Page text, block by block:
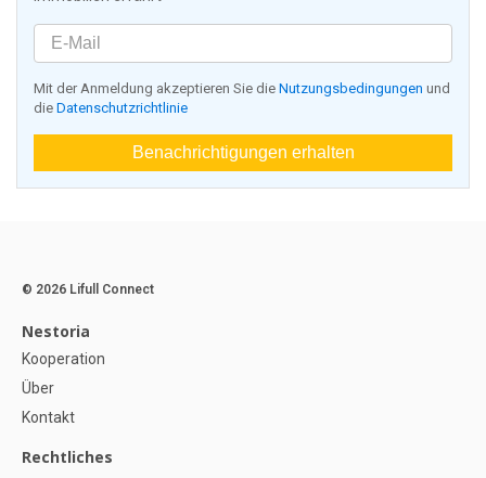
Mit der Anmeldung akzeptieren Sie die Nutzungsbedingungen und
die Datenschutzrichtlinie
Benachrichtigungen erhalten
© 2026 Lifull Connect
Nestoria
Kooperation
Über
Kontakt
Rechtliches